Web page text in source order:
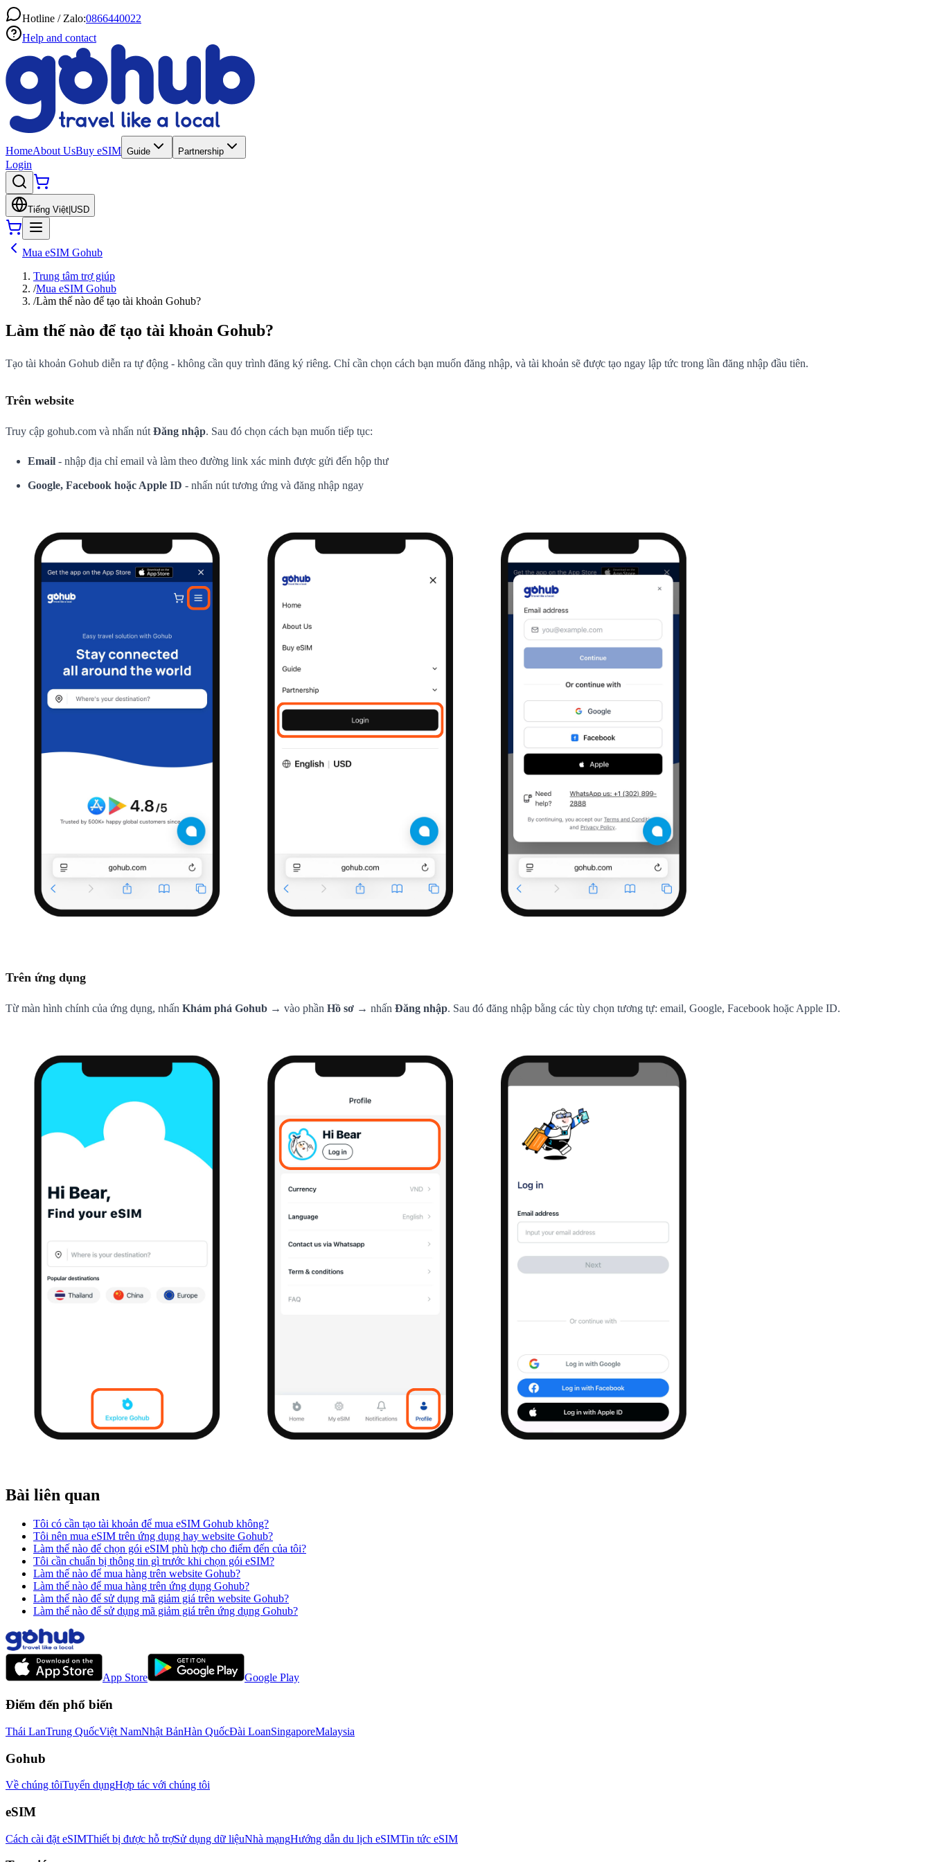
Hotline / Zalo:0866440022
Help and contact
HomeAbout UsBuy eSIM Guide Partnership
Login
Tiếng Việt USD
Mua eSIM Gohub
Trung tâm trợ giúp
/Mua eSIM Gohub
/Làm thế nào để tạo tài khoản Gohub?
Làm thế nào để tạo tài khoản Gohub?
Tạo tài khoản Gohub diễn ra tự động - không cần quy trình đăng ký riêng. Chỉ cần chọn cách bạn muốn đăng nhập, và tài khoản sẽ được tạo ngay lập tức trong lần đăng nhập đầu tiên.
Trên website
Truy cập gohub.com và nhấn nút Đăng nhập. Sau đó chọn cách bạn muốn tiếp tục:
Email - nhập địa chỉ email và làm theo đường link xác minh được gửi đến hộp thư
Google, Facebook hoặc Apple ID - nhấn nút tương ứng và đăng nhập ngay
Trên ứng dụng
Từ màn hình chính của ứng dụng, nhấn Khám phá Gohub → vào phần Hồ sơ → nhấn Đăng nhập. Sau đó đăng nhập bằng các tùy chọn tương tự: email, Google, Facebook hoặc Apple ID.
Bài liên quan
Tôi có cần tạo tài khoản để mua eSIM Gohub không?
Tôi nên mua eSIM trên ứng dụng hay website Gohub?
Làm thế nào để chọn gói eSIM phù hợp cho điểm đến của tôi?
Tôi cần chuẩn bị thông tin gì trước khi chọn gói eSIM?
Làm thế nào để mua hàng trên website Gohub?
Làm thế nào để mua hàng trên ứng dụng Gohub?
Làm thế nào để sử dụng mã giảm giá trên website Gohub?
Làm thế nào để sử dụng mã giảm giá trên ứng dụng Gohub?
App Store Google Play
Điểm đến phổ biến
Thái LanTrung QuốcViệt NamNhật BảnHàn QuốcĐài LoanSingaporeMalaysia
Gohub
Về chúng tôiTuyển dụngHợp tác với chúng tôi
eSIM
Cách cài đặt eSIMThiết bị được hỗ trợSử dụng dữ liệuNhà mạngHướng dẫn du lịch eSIMTin tức eSIM